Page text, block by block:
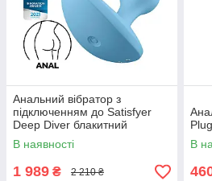
Анальний вібратор з
підключенням до Satisfyer
Deep Diver блакитний
В наявності
1 989 ₴ 2 210 ₴
В